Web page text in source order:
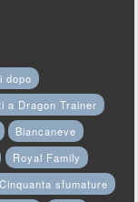
dopo
a Dragon Trainer
Biancaneve
Royal Family
Cinquanta sfumature